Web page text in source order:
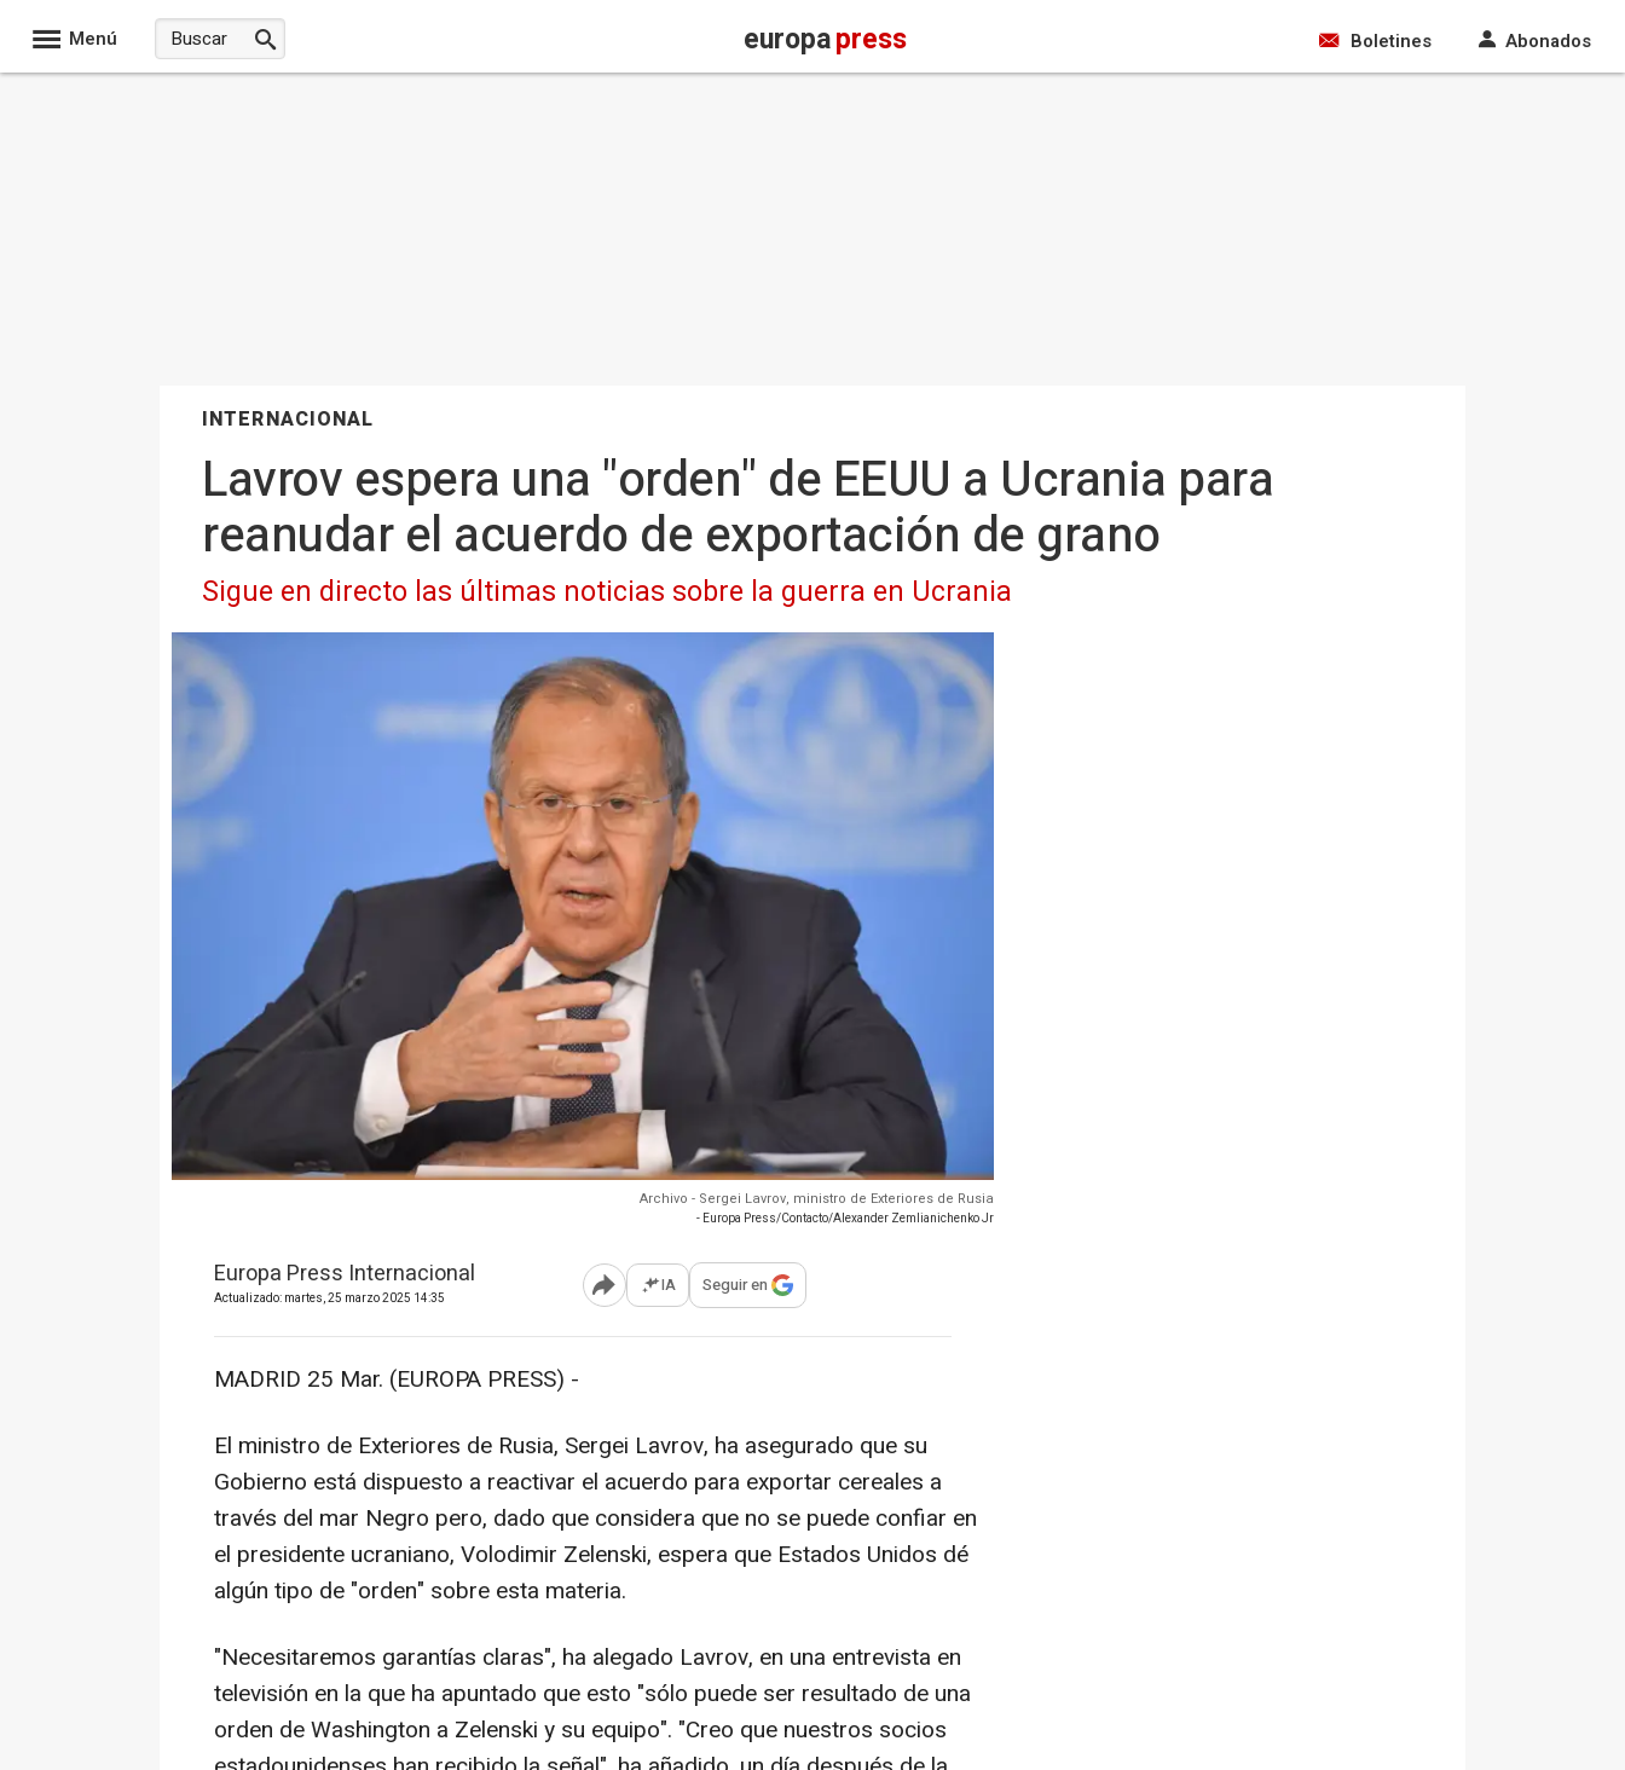
Menú europapress Boletines Abonados
INTERNACIONAL
Lavrov espera una "orden" de EEUU a Ucrania para
reanudar el acuerdo de exportación de grano
Sigue en directo las últimas noticias sobre la guerra en Ucrania
Archivo - Sergei Lavrov, ministro de Exteriores de Rusia
- Europa Press/Contacto/Alexander Zemlianichenko Jr
Europa Press Internacional
Actualizado: martes, 25 marzo 2025 14:35 Abrir opciones para compartir
IA Seguir en
MADRID 25 Mar. (EUROPA PRESS) -
El ministro de Exteriores de Rusia, Sergei Lavrov, ha asegurado que su
Gobierno está dispuesto a reactivar el acuerdo para exportar cereales a
través del mar Negro pero, dado que considera que no se puede confiar en
el presidente ucraniano, Volodimir Zelenski, espera que Estados Unidos dé
algún tipo de "orden" sobre esta materia.
"Necesitaremos garantías claras", ha alegado Lavrov, en una entrevista en
televisión en la que ha apuntado que esto "sólo puede ser resultado de una
orden de Washington a Zelenski y su equipo". "Creo que nuestros socios